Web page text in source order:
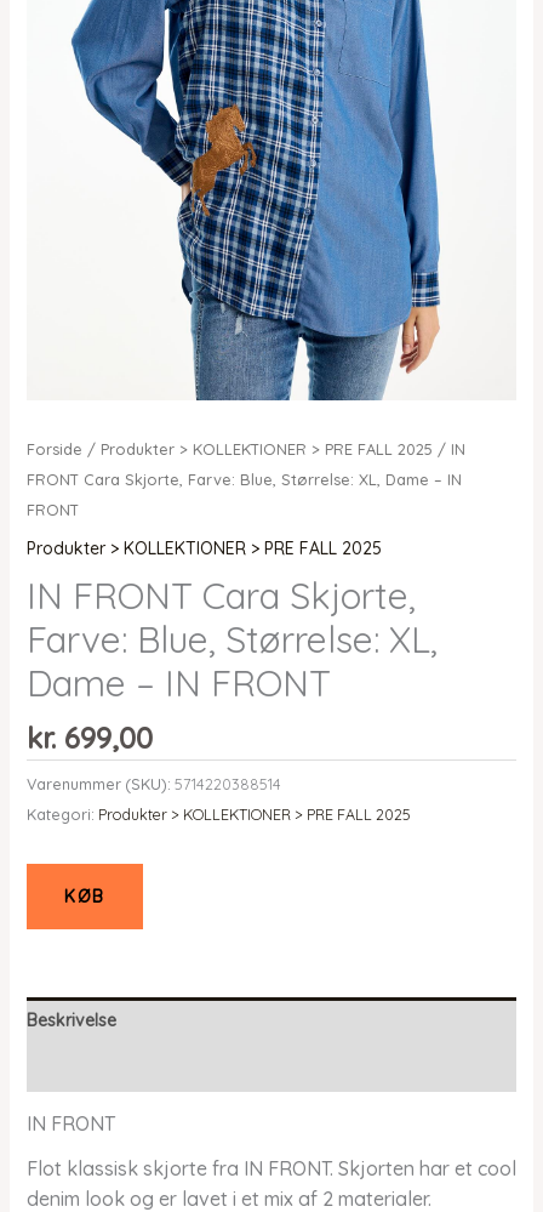
Forside / Produkter > KOLLEKTIONER > PRE FALL 2025 / IN
FRONT Cara Skjorte, Farve: Blue, Størrelse: XL, Dame – IN
FRONT
Produkter > KOLLEKTIONER > PRE FALL 2025
IN FRONT Cara Skjorte,
Farve: Blue, Størrelse: XL,
Dame – IN FRONT
kr.699,00
Varenummer (SKU): 5714220388514
Kategori: Produkter > KOLLEKTIONER > PRE FALL 2025
KØB
Beskrivelse
IN FRONT
Flot klassisk skjorte fra IN FRONT. Skjorten har et cool
denim look og er lavet i et mix af 2 materialer.